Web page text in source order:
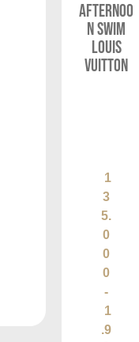
Afternoo
n Swim
Louis
Vuitton
1
3
5.
0
0
0
-
1
.9